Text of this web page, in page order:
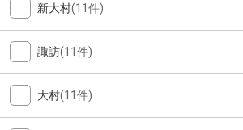
新大村(11件)
諏訪(11件)
大村(11件)